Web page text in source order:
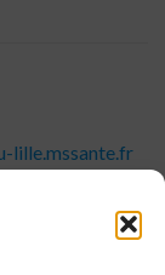
lille.mssante.fr​